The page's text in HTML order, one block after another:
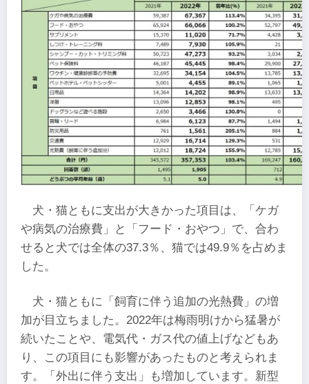
​犬・猫ともに支出が大きかった項目は、「ケガ
や病気の治療費」と「フード・おやつ」で、合わ
せると犬では全体の37.3％、猫では49.9％を占めま
した。
犬・猫ともに「飼育に伴う追加の光熱費」の増
加が目立ちました。2022年は梅雨明けから猛暑が
続いたことや、電気代・ガス代の値上げなどもあ
り、この項目にも影響があったものと考えられま
す。「外出に伴う支出」も増加しています。新型